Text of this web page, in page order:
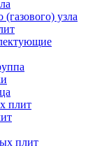
(газового) узла
плит
плит